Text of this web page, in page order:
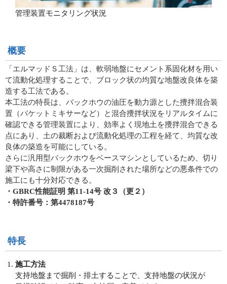
管理装置モニタリング状況
概要
「エルマッドＳ工法」は、軟弱地盤にセメント系固化材を用い
て流動化処理することで、ブロック状の均質な地盤改良体を築
造する工法である。
本工法の特長は、バックホウの油圧を動力源とした攪拌混合装
置（バケットミキサーなど）と混合攪拌状況をリアルタイムに
確認できる管理装置により、効率よく現地土を攪拌混合できる
点にあり、土の裁断および流動化処理の工程を経て、均質な改
良体の築造を可能にしている。
さらに汎用型バックホウをベースマシンとしているため、切り
梁下や高さに制限がある一次掘削された場所などの悪条件での
施工にも十分対応できる。
・GBRC性能証明 第11-14号 改３（更２）
・特許番号：第4478187号
特長
施工方法
支持地盤まで掘削・排土することで、支持地盤の状況が